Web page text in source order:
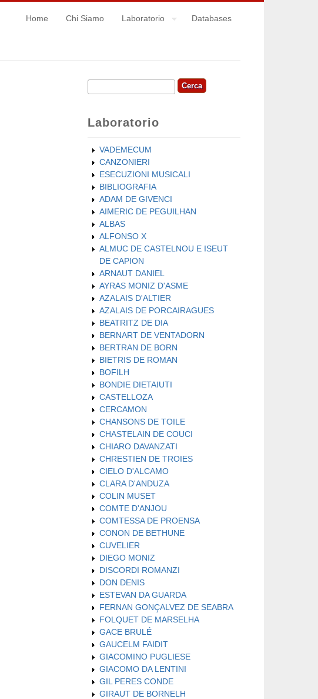
Home Chi Siamo Laboratorio Databases
Form di ricerca
Cerca
Laboratorio
VADEMECUM
CANZONIERI
ESECUZIONI MUSICALI
BIBLIOGRAFIA
ADAM DE GIVENCI
AIMERIC DE PEGUILHAN
ALBAS
ALFONSO X
ALMUC DE CASTELNOU E ISEUT
DE CAPION
ARNAUT DANIEL
AYRAS MONIZ D'ASME
AZALAIS D'ALTIER
AZALAIS DE PORCAIRAGUES
BEATRITZ DE DIA
BERNART DE VENTADORN
BERTRAN DE BORN
BIETRIS DE ROMAN
BOFILH
BONDIE DIETAIUTI
CASTELLOZA
CERCAMON
CHANSONS DE TOILE
CHASTELAIN DE COUCI
CHIARO DAVANZATI
CHRESTIEN DE TROIES
CIELO D'ALCAMO
CLARA D'ANDUZA
COLIN MUSET
COMTE D'ANJOU
COMTESSA DE PROENSA
CONON DE BETHUNE
CUVELIER
DIEGO MONIZ
DISCORDI ROMANZI
DON DENIS
ESTEVAN DA GUARDA
FERNAN GONÇALVEZ DE SEABRA
FOLQUET DE MARSELHA
GACE BRULÉ
GAUCELM FAIDIT
GIACOMINO PUGLIESE
GIACOMO DA LENTINI
GIL PERES CONDE
GIRAUT DE BORNELH